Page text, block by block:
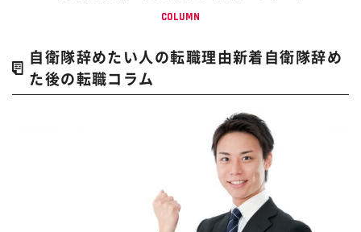
COLUMN
自衛隊辞めたい人の転職理由新着自衛隊辞め
た後の転職コラム